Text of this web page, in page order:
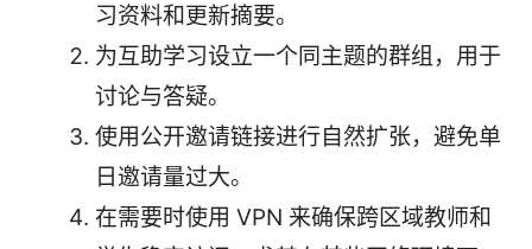
习资料和更新摘要。
为互助学习设立一个同主题的群组，用于
讨论与答疑。
使用公开邀请链接进行自然扩张，避免单
日邀请量过大。
在需要时使用 VPN 来确保跨区域教师和